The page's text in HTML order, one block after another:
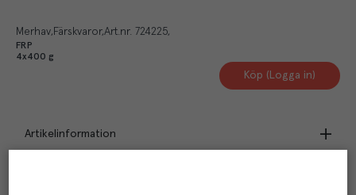
Merhav Färskvaror Art.nr. 724225
FRP
4x400 g
Köp (Logga in)
Artikelinformation